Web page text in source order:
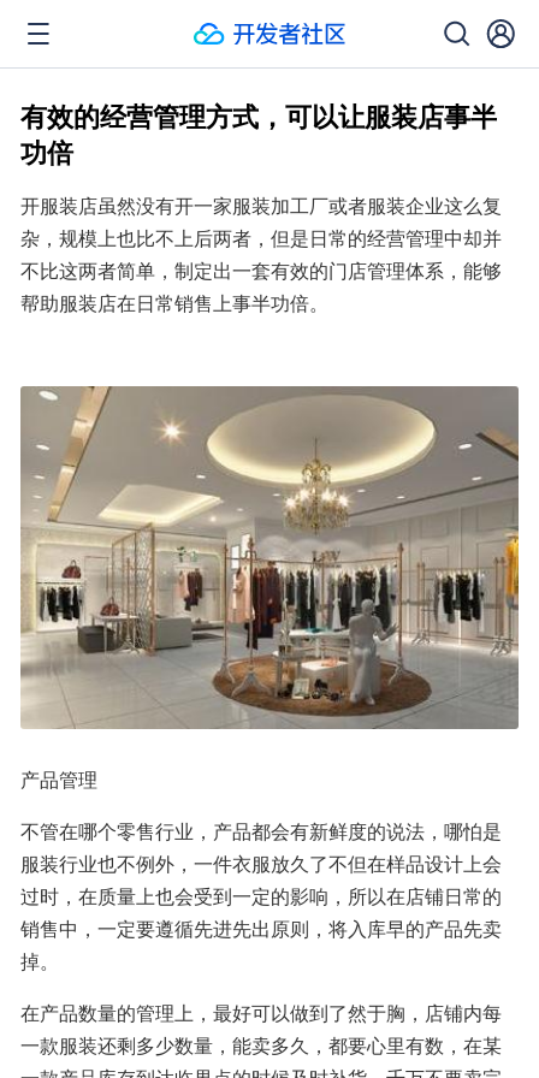
有效的经营管理方式，可以让服装店事半
功倍
开服装店虽然没有开一家服装加工厂或者服装企业这么复
杂，规模上也比不上后两者，但是日常的经营管理中却并
不比这两者简单，制定出一套有效的门店管理体系，能够
帮助服装店在日常销售上事半功倍。
产品管理
不管在哪个零售行业，产品都会有新鲜度的说法，哪怕是
服装行业也不例外，一件衣服放久了不但在样品设计上会
过时，在质量上也会受到一定的影响，所以在店铺日常的
销售中，一定要遵循先进先出原则，将入库早的产品先卖
掉。
在产品数量的管理上，最好可以做到了然于胸，店铺内每
一款服装还剩多少数量，能卖多久，都要心里有数，在某